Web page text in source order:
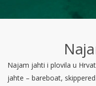
Najam jahti i plovila u
jahte – bareboat,